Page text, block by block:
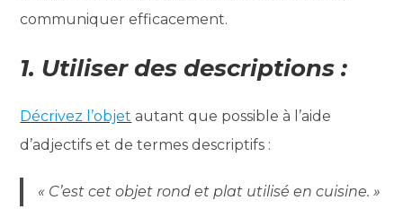
communiquer efficacement.
1. Utiliser des descriptions :
Décrivez l’objet autant que possible à l’aide
d’adjectifs et de termes descriptifs :
« C’est cet objet rond et plat utilisé en cuisine. »